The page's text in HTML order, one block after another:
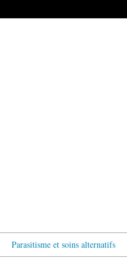
Parasitisme et soins alternatifs